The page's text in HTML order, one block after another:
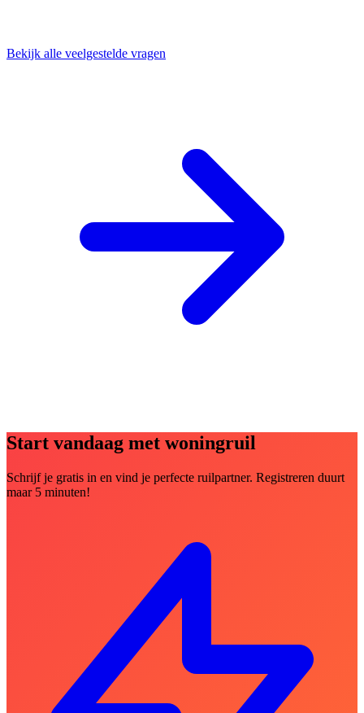
Bekijk alle veelgestelde vragen
Start vandaag met woningruil
Schrijf je gratis in en vind je perfecte ruilpartner. Registreren duurt
maar 5 minuten!